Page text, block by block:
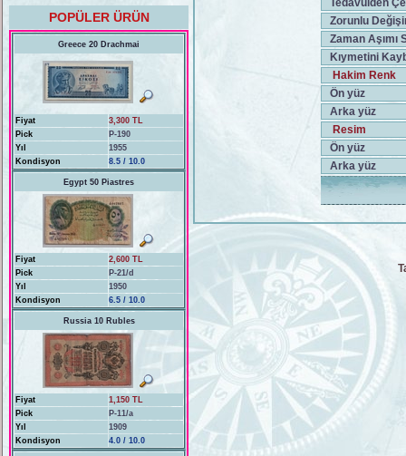
POPÜLER ÜRÜN
Greece 20 Drachmai
Fiyat
3,300 TL
Pick
P-190
Yıl
1955
Kondisyon
8.5 / 10.0
Egypt 50 Piastres
Fiyat
2,600 TL
Pick
P-21/d
Yıl
1950
Kondisyon
6.5 / 10.0
Russia 10 Rubles
Fiyat
1,150 TL
Pick
P-11/a
Yıl
1909
Kondisyon
4.0 / 10.0
Tedavülden
Zorunlu
Zaman Aşımı
Kıymetini
Hakim Renk
Ön yüz
Arka yüz
Resim
Ön yüz
Arka yüz